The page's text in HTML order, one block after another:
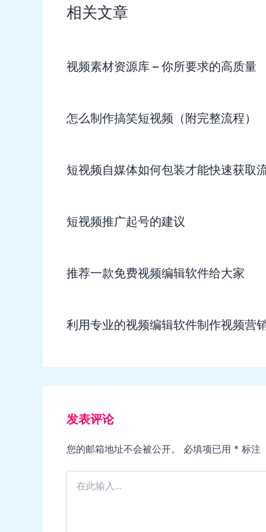
相关文章
视频素材资源库 – 你所要求的高质量
怎么制作搞笑短视频（附完整流程）
短视频自媒体如何包装才能快速获取
短视频推广起号的建议
推荐一款免费视频编辑软件给大家
利用专业的视频编辑软件制作视频营
发表评论
您的邮箱地址不会被公开。 必填项已用 * 标注